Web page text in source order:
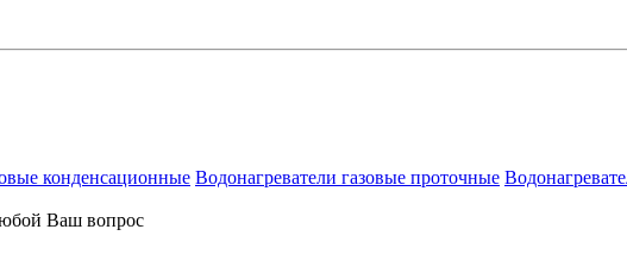
конденсационные Водонагреватели газовые проточные
Ваш вопрос